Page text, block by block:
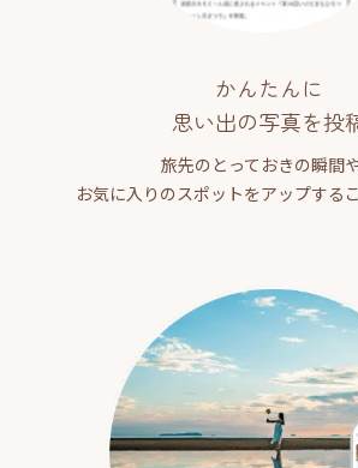
かんたんに
思い出の写真を投
旅先のとっておきの瞬間や
お気に入りのスポットをアップする